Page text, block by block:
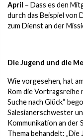
April – Dass es den
durch das Beispiel von
zum Dienst an der
Die Jugend und die
Wie vorgesehen, hat
Rom die Vortragsreihe
Suche nach Glück“
Salesianerschwester
Kommunikation an der
Thema behandelt: „Die